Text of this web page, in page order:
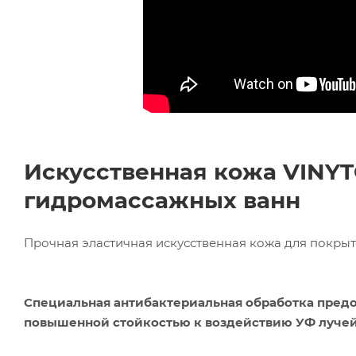
Искусственная кожа V
гидромассажных ванн
Прочная эластичная искусственная кожа для
Специальная антибактериальная обработка
повышенной стойкостью к воздействию УФ